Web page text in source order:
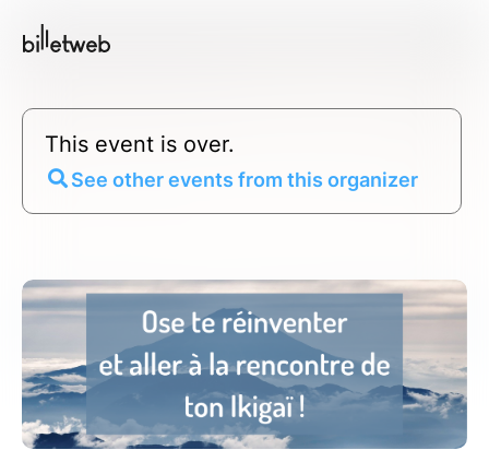
This event is over.
See other events from this organizer